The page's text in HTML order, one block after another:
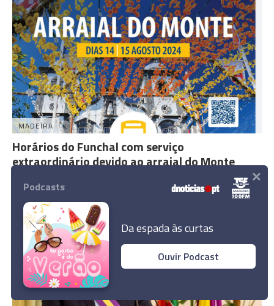
MADEIRA
Horários do Funchal com serviço
extraordinário devido ao arraial do Monte
15:36Podcasts
Da espada às curtas
Ouvir Podcast
×